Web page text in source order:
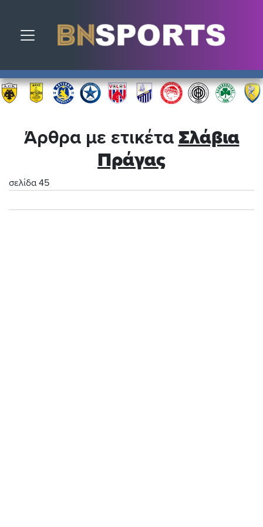
Toggle navigation
Άρθρα με ετικέτα Σλάβια
Πράγας
σελίδα 45